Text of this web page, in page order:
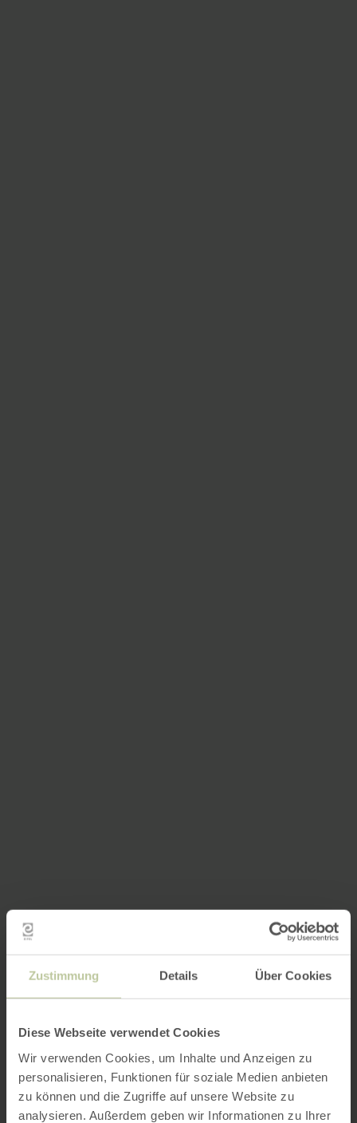
Zustimmung Details Über Cookies
Diese Webseite verwendet Cookies
Wir verwenden Cookies, um Inhalte und Anzeigen zu
personalisieren, Funktionen für soziale Medien anbieten
zu können und die Zugriffe auf unsere Website zu
analysieren. Außerdem geben wir Informationen zu Ihrer